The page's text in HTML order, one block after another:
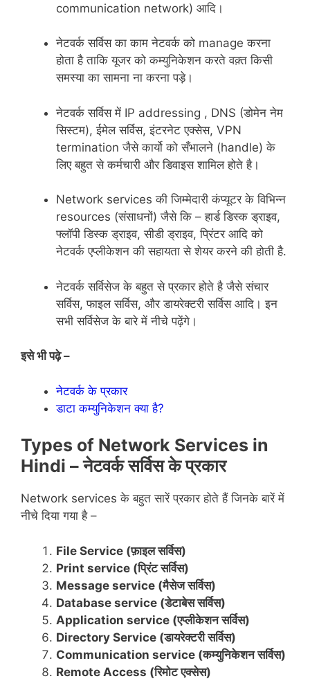
communication network) आदि।
नेटवर्क सर्विस का काम नेटवर्क को manage करना
होता है ताकि यूजर को कम्युनिकेशन करते वक़्त किसी
समस्या का सामना ना करना पड़े।
नेटवर्क सर्विस में IP addressing , DNS (डोमेन नेम
सिस्टम), ईमेल सर्विस, इंटरनेट एक्सेस, VPN
termination जैसे कार्यो को सँभालने (handle) के
लिए बहुत से कर्मचारी और डिवाइस शामिल होते है।
Network services की जिम्मेदारी कंप्यूटर के विभिन्न
resources (संसाधनों) जैसे कि – हार्ड डिस्क ड्राइव,
फ्लॉपी डिस्क ड्राइव, सीडी ड्राइव, प्रिंटर आदि को
नेटवर्क एप्लीकेशन की सहायता से शेयर करने की होती है.
नेटवर्क सर्विसेज के बहुत से प्रकार होते है जैसे संचार
सर्विस, फाइल सर्विस, और डायरेक्टरी सर्विस आदि। इन
सभी सर्विसेज के बारे में नीचे पढ़ेंगे।
इसे भी पढ़े –
नेटवर्क के प्रकार
डाटा कम्युनिकेशन क्या है?
Types of Network Services in
Hindi – नेटवर्क सर्विस के प्रकार
Network services के बहुत सारें प्रकार होते हैं जिनके बारें में
नीचे दिया गया है –
File Service (फ़ाइल सर्विस)
Print service (प्रिंट सर्विस)
Message service (मैसेज सर्विस)
Database service (डेटाबेस सर्विस)
Application service (एप्लीकेशन सर्विस)
Directory Service (डायरेक्टरी सर्विस)
Communication service (कम्युनिकेशन सर्विस)
Remote Access (रिमोट एक्सेस)